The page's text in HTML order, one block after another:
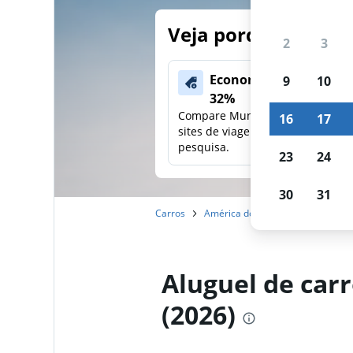
Veja porque
Economize mais de
32%
Compare Mundi com outros
sites de viagens em uma única
pesquisa.
Carros América do Norte
Aluguel de
(2026)
2 3
9 10
16 17
23 24
30 31